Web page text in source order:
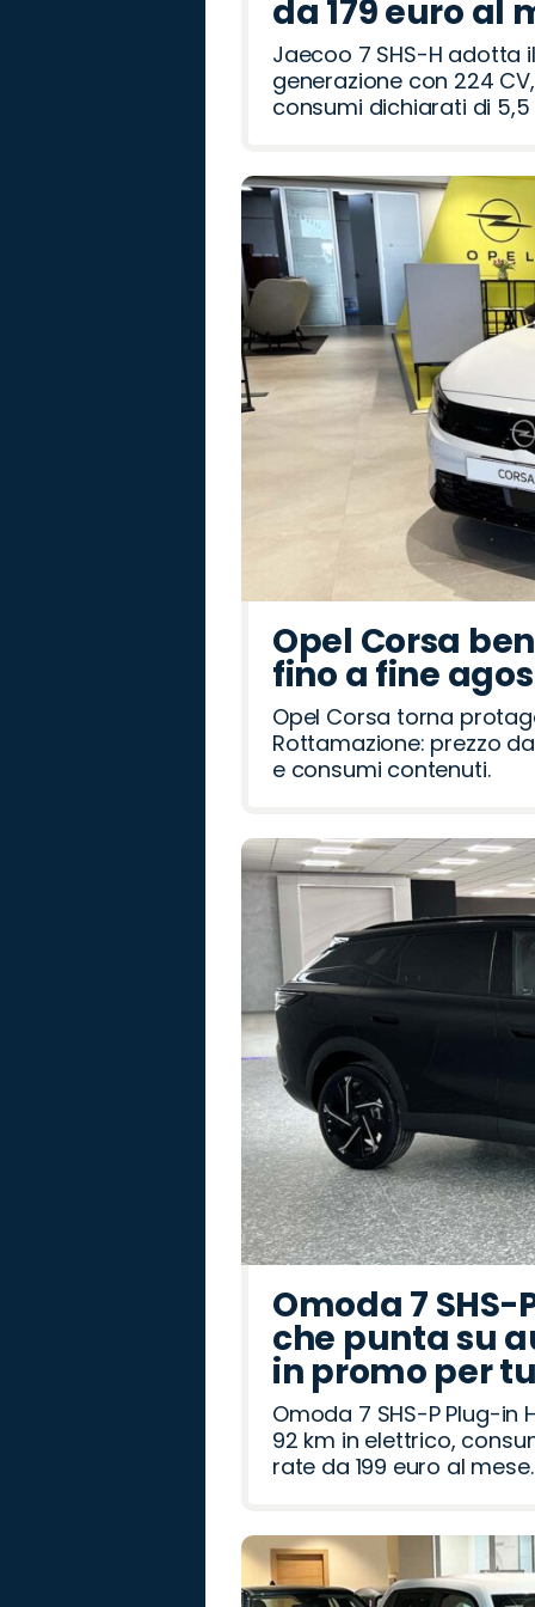
v
e
r
n
t
i
m
e
o
da 179 euro al
Jaecoo 7 SHS-H adotta
generazione con 224
consumi dichiarati di 5,5
Opel Corsa
fino a fine
Opel Corsa torna
Rottamazione: prezzo
e consumi contenuti.
Omoda 7
che punta su
in promo per
Omoda 7 SHS-P Plug-in
92 km in elettrico,
rate da 199 euro al mese.